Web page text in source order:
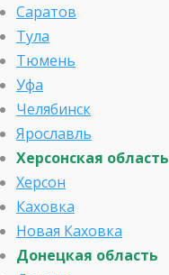
Саратов
Тула
Тюмень
Уфа
Челябинск
Ярославль
Херсонская область
Херсон
Каховка
Новая Каховка
Донецкая область